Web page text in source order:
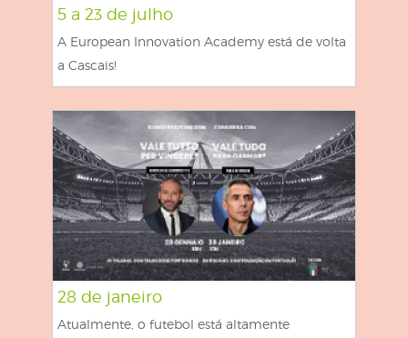
5 a 23 de julho
A European Innovation Academy está de volta
a Cascais!
28 de janeiro
Atualmente, o futebol está altamente